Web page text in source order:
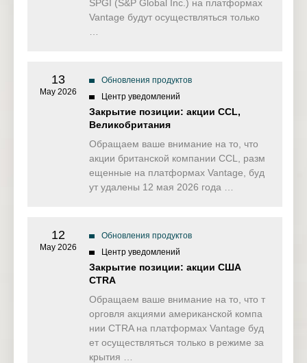
SPGI (S&P Global Inc.) на платформах
Vantage будут осуществляться только
13
May 2026
Обновления продуктов
Центр уведомлений
Закрытие позиции: акции CCL,
Великобритания
Обращаем ваше внимание на то, что
акции британской компании CCL, разм
ещенные на платформах Vantage, буд
ут удалены 12 мая 2026 года …
12
May 2026
Обновления продуктов
Центр уведомлений
Закрытие позиции: акции США
CTRA
Обращаем ваше внимание на то, что т
орговля акциями американской компа
нии CTRA на платформах Vantage буд
ет осуществляться только в режиме за
крытия …